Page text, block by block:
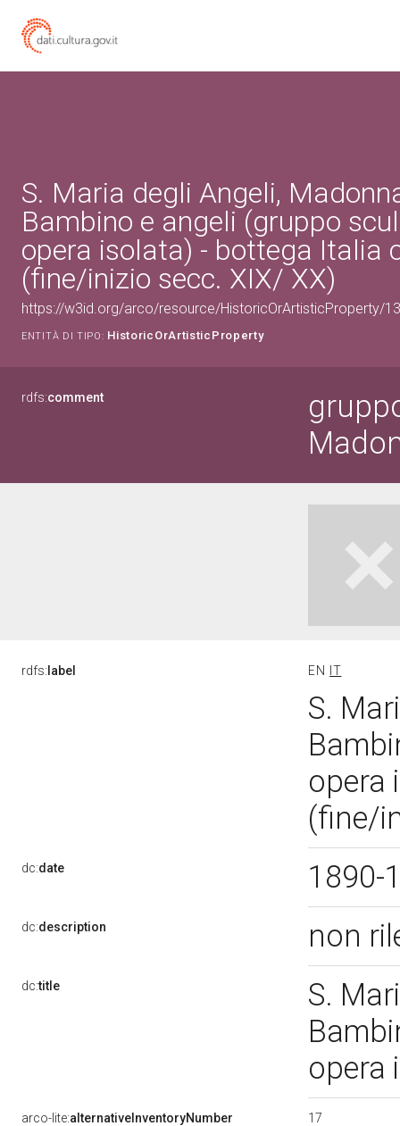
S. Maria degli Angeli,
Bambino e angeli (gruppo
opera isolata) - bottega Italia
(fine/inizio secc. XIX/ XX)
https://w3id.org/arco/resource/HistoricOrArtisticProperty/
ENTITÀ DI TIPO: HistoricOrArtisticProperty
rdfs:comment
rdfs: label EN IT
S.
opera
(fine/
dc:date 1890-
dc:description non
dc:title
S.
opera
arco-lite:alternativeInventoryNumber 17